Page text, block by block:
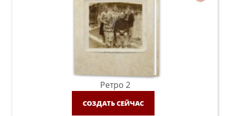
Ретро 2
СОЗДАТЬ СЕЙЧАС